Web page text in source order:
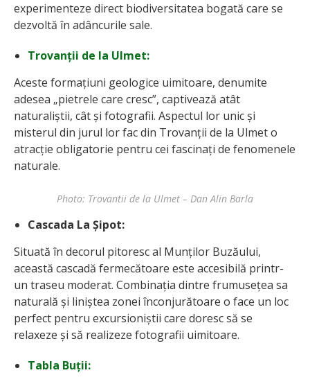
experimenteze direct biodiversitatea bogată care se
dezvoltă în adâncurile sale.
Trovanții de la Ulmet:
Aceste formațiuni geologice uimitoare, denumite
adesea „pietrele care cresc”, captivează atât
naturaliștii, cât și fotografii. Aspectul lor unic și
misterul din jurul lor fac din Trovanții de la Ulmet o
atracție obligatorie pentru cei fascinați de fenomenele
naturale.
Photo: Trovantii de la Ulmet – Dan Alin Barla
Cascada La Șipot:
Situată în decorul pitoresc al Munților Buzăului,
această cascadă fermecătoare este accesibilă printr-
un traseu moderat. Combinația dintre frumusețea sa
naturală și liniștea zonei înconjurătoare o face un loc
perfect pentru excursioniștii care doresc să se
relaxeze și să realizeze fotografii uimitoare.
Tabla Buții: